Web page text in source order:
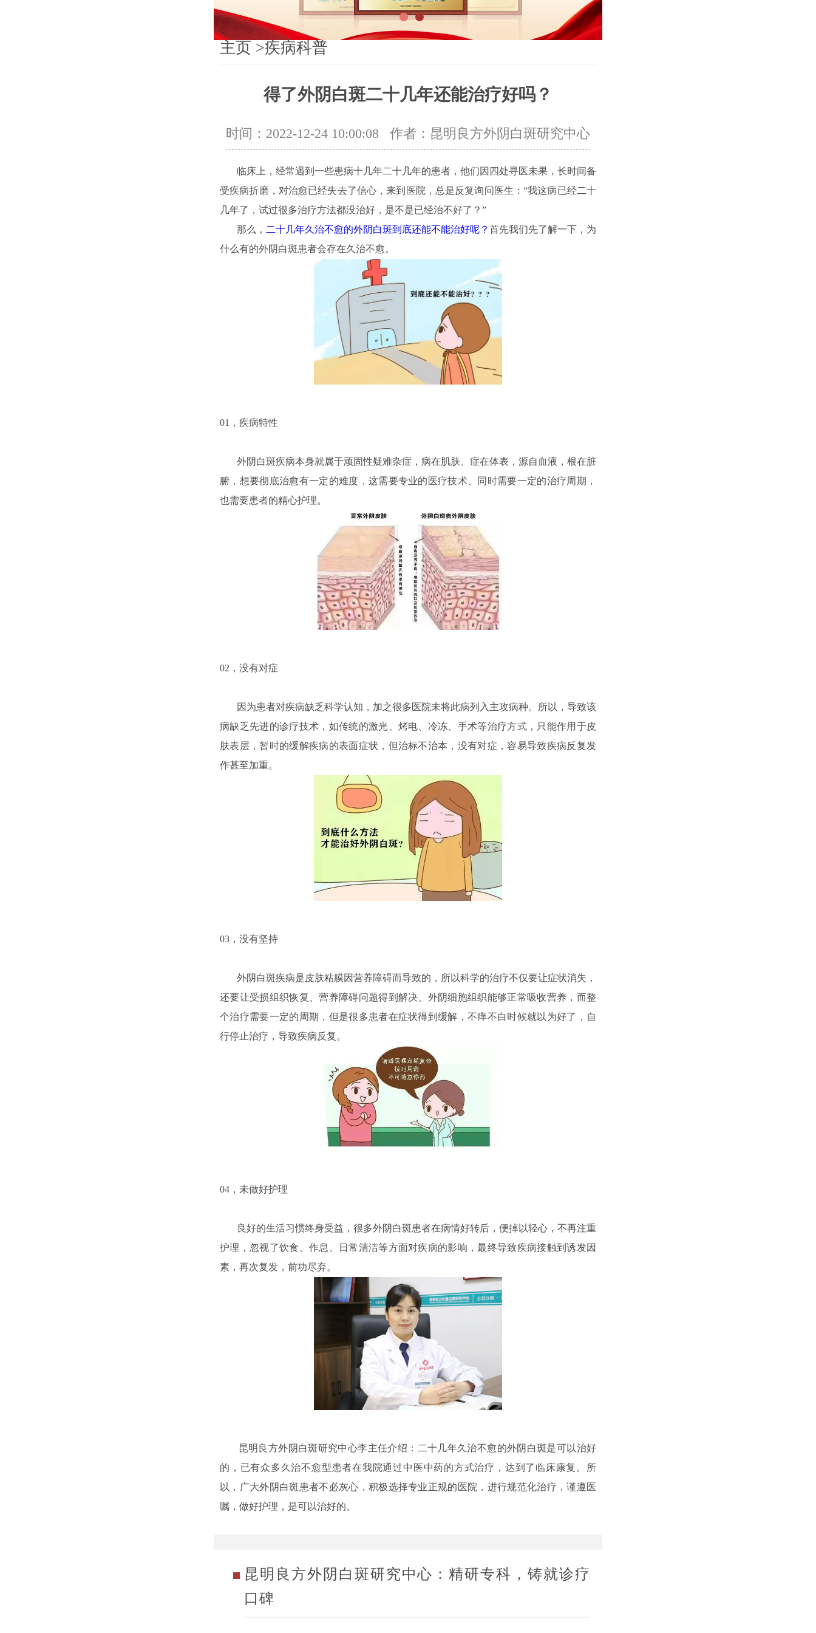
主页 >疾病科普
得了外阴白斑二十几年还能治疗好吗？
时间：2022-12-24 10:00:08 作者：昆明良方外阴白斑研究中心
临床上，经常遇到一些患病十几年二十几年的患者，他们因四处寻医未果，长时间备
受疾病折磨，对治愈已经失去了信心，来到医院，总是反复询问医生：“我这病已经二十
几年了，试过很多治疗方法都没治好，是不是已经治不好了？”
那么， 二十几年久治不愈的外阴白斑到底还能不能治好呢？ 首先我们先了解一下，为
什么有的外阴白斑患者会存在久治不愈。
01，疾病特性
外阴白斑疾病本身就属于顽固性疑难杂症，病在肌肤、症在体表，源自血液，根在脏
腑，想要彻底治愈有一定的难度，这需要专业的医疗技术、同时需要一定的治疗周期，
也需要患者的精心护理。
02，没有对症
因为患者对疾病缺乏科学认知，加之很多医院未将此病列入主攻病种。所以，导致该
病缺乏先进的诊疗技术，如传统的激光、烤电、冷冻、手术等治疗方式，只能作用于皮
肤表层，暂时的缓解疾病的表面症状，但治标不治本，没有对症，容易导致疾病反复发
作甚至加重。
03，没有坚持
外阴白斑疾病是皮肤粘膜因营养障碍而导致的，所以科学的治疗不仅要让症状消失，
还要让受损组织恢复、营养障碍问题得到解决、外阴细胞组织能够正常吸收营养，而整
个治疗需要一定的周期，但是很多患者在症状得到缓解，不痒不白时候就以为好了，自
行停止治疗，导致疾病反复。
04，未做好护理
良好的生活习惯终身受益，很多外阴白斑患者在病情好转后，便掉以轻心，不再注重
护理，忽视了饮食、作息、日常清洁等方面对疾病的影响，最终导致疾病接触到诱发因
素，再次复发，前功尽弃。
昆明良方外阴白斑研究中心李主任介绍：二十几年久治不愈的外阴白斑是可以治好
的，已有众多久治不愈型患者在我院通过中医中药的方式治疗，达到了临床康复。所
以，广大外阴白斑患者不必灰心，积极选择专业正规的医院，进行规范化治疗，谨遵医
嘱，做好护理，是可以治好的。
昆明良方外阴白斑研究中心：精研专科，铸就诊疗
口碑